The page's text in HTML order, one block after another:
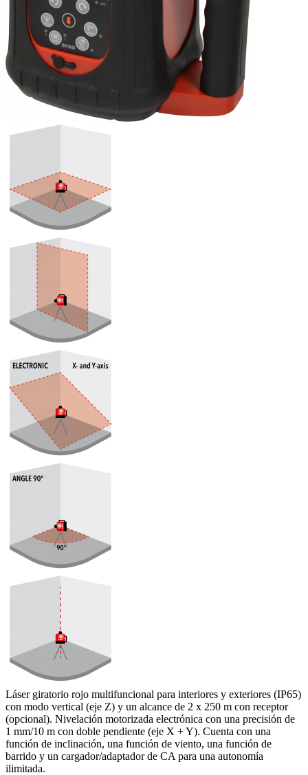
Láser giratorio rojo multifuncional para interiores y exteriores (IP65)
con modo vertical (eje Z) y un alcance de 2 x 250 m con receptor
(opcional). Nivelación motorizada electrónica con una precisión de
1 mm/10 m con doble pendiente (eje X + Y). Cuenta con una
función de inclinación, una función de viento, una función de
barrido y un cargador/adaptador de CA para una autonomía
ilimitada.